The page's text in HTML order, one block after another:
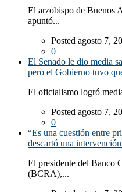
El arzobispo de Buenos
apuntó...
Posted agosto 7,
0
El Senado le dio media
pero el Gobierno tuvo
El oficialismo logró
Posted agosto 7,
0
“Es una cuestión entre
descartó una
El presidente del Banco
(BCRA),...